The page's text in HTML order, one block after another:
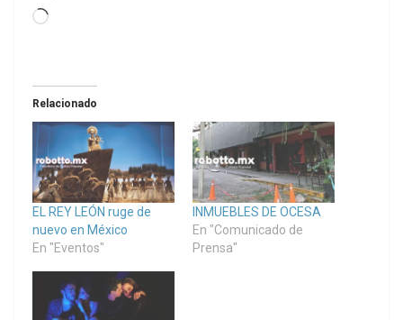
Loading…
Relacionado
EL REY LEÓN ruge de
nuevo en México
En "Eventos"
INMUEBLES DE OCESA
En "Comunicado de
Prensa"